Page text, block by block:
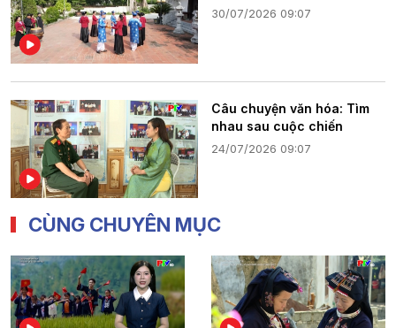
30/07/2026 09:07
Câu chuyện văn hóa: Tìm
nhau sau cuộc chiến
24/07/2026 09:07
CÙNG CHUYÊN MỤC